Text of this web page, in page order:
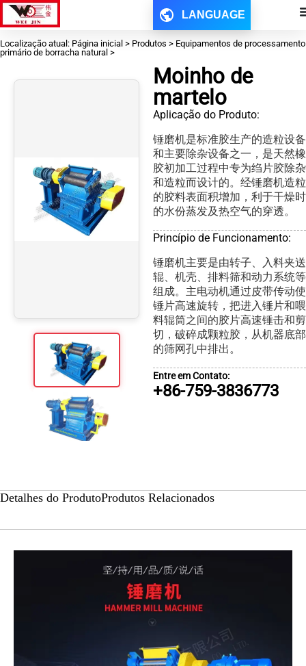
LANGUAGE
Localização atual: Página inicial > Produtos > Equipamentos de processamento
primário de borracha natural >
Moinho de
martelo
Aplicação do Produto:
锤磨机是标准胶生产的造粒设备
和主要除杂设备之一，是天然橡
胶初加工过程中专为绉片胶除杂
和造粒而设计的。经锤磨机造粒
的胶料表面积增加，利于干燥时
的水份蒸发及热空气的穿透。
Princípio de Funcionamento:
锤磨机主要是由转子、入料夹送
辊、机壳、排料筛和动力系统等
组成。主电动机通过皮带传动使
锤片高速旋转，把进入锤片和喂
料辊筒之间的胶片高速锤击和剪
切，破碎成颗粒胶，从机器底部
的筛网孔中排出。
Entre em Contato:
+86-759-3836773
Detalhes do ProdutoProdutos Relacionados